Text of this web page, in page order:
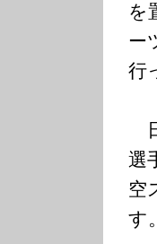
を
ー
行
選
空